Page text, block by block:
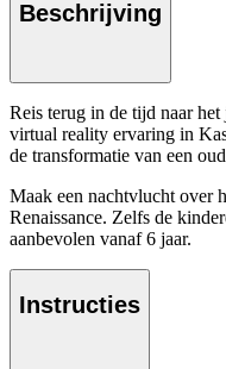
Beschrijving
Reis terug in de tijd naar het
virtual reality ervaring in
de transformatie van een
Maak een nachtvlucht over
Renaissance. Zelfs de
aanbevolen vanaf 6 jaar.
Instructies